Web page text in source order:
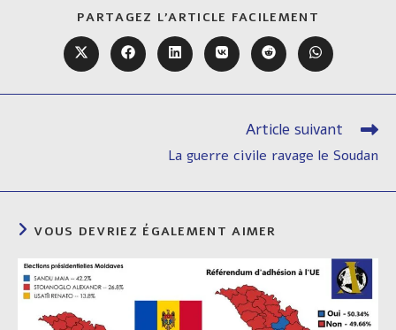
PARTAGEZ L'ARTICLE FACILEMENT
CE
CONTENU
Ouvrir
dans
autre
Ouvrir
dans
autre
Ouvrir
dans
autre
Ouvrir
dans
autre
Ouvrir
dans
autre
Ouvrir
dans
autre
Article suivant
La guerre civile ravage le Soudan
VOUS DEVRIEZ ÉGALEMENT AIMER